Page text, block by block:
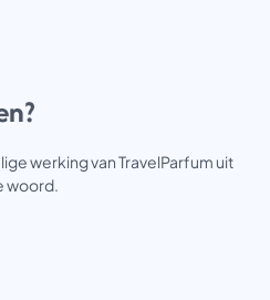
werking van TravelParfum uit
woord.